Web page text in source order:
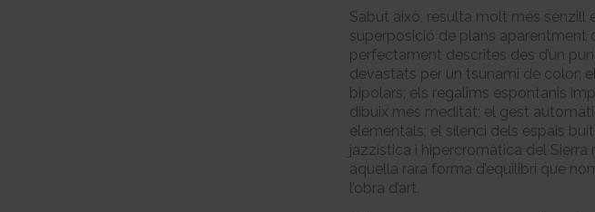
Sabut això, resulta molt més senzill
superposició de plans aparentment
perfectament descrites des d’un
devastats per un tsunami de color;
bipolars; els regalims espontanis
dibuix més meditat; el gest
elementals; el silenci dels espais
jazzística i hipercromàtica del
aquella rara forma d’equilibri que
l’obra d’art.